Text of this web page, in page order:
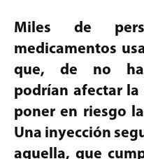
Miles de
medicamentos
que, de no
podrían afectar
poner en riesgo
Una inyección
aquella, que